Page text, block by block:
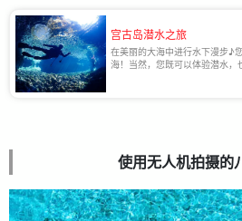
宫古岛潜水之旅
在美丽的大海中进行水下漫步♪
海！当然，您既可以体验潜水，
使用无人机拍摄的